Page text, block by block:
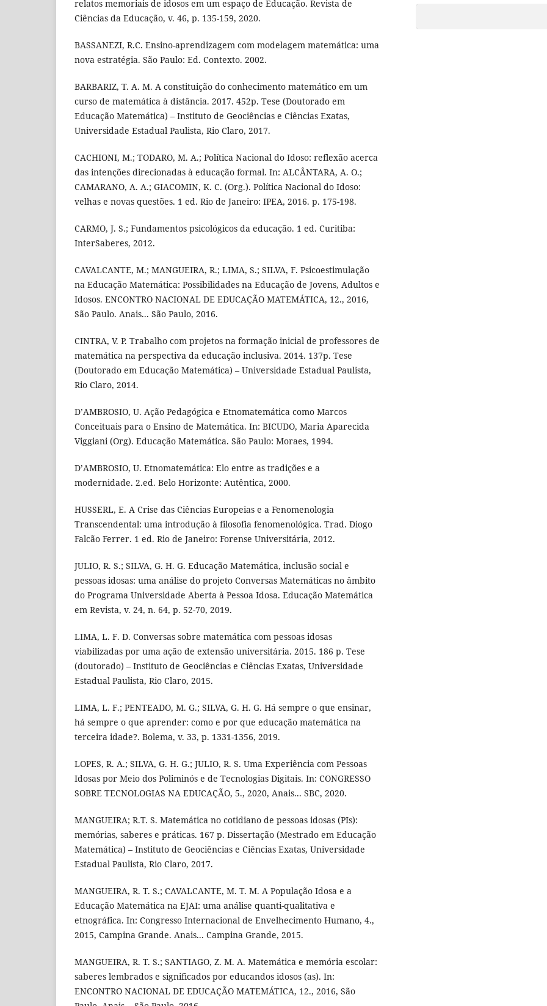
relatos memoriais de idosos em um espaço de Educação. Revista de
Ciências da Educação, v. 46, p. 135-159, 2020.
BASSANEZI, R.C. Ensino-aprendizagem com modelagem matemática: uma
nova estratégia. São Paulo: Ed. Contexto. 2002.
BARBARIZ, T. A. M. A constituição do conhecimento matemático em um
curso de matemática à distância. 2017. 452p. Tese (Doutorado em
Educação Matemática) – Instituto de Geociências e Ciências Exatas,
Universidade Estadual Paulista, Rio Claro, 2017.
CACHIONI, M.; TODARO, M. A.; Política Nacional do Idoso: reflexão acerca
das intenções direcionadas à educação formal. In: ALCÂNTARA, A. O.;
CAMARANO, A. A.; GIACOMIN, K. C. (Org.). Política Nacional do Idoso:
velhas e novas questões. 1 ed. Rio de Janeiro: IPEA, 2016. p. 175-198.
CARMO, J. S.; Fundamentos psicológicos da educação. 1 ed. Curitiba:
InterSaberes, 2012.
CAVALCANTE, M.; MANGUEIRA, R.; LIMA, S.; SILVA, F. Psicoestimulação
na Educação Matemática: Possibilidades na Educação de Jovens, Adultos e
Idosos. ENCONTRO NACIONAL DE EDUCAÇÃO MATEMÁTICA, 12., 2016,
São Paulo. Anais... São Paulo, 2016.
CINTRA, V. P. Trabalho com projetos na formação inicial de professores de
matemática na perspectiva da educação inclusiva. 2014. 137p. Tese
(Doutorado em Educação Matemática) – Universidade Estadual Paulista,
Rio Claro, 2014.
D’AMBROSIO, U. Ação Pedagógica e Etnomatemática como Marcos
Conceituais para o Ensino de Matemática. In: BICUDO, Maria Aparecida
Viggiani (Org). Educação Matemática. São Paulo: Moraes, 1994.
D’AMBROSIO, U. Etnomatemática: Elo entre as tradições e a
modernidade. 2.ed. Belo Horizonte: Autêntica, 2000.
HUSSERL, E. A Crise das Ciências Europeias e a Fenomenologia
Transcendental: uma introdução à filosofia fenomenológica. Trad. Diogo
Falcão Ferrer. 1 ed. Rio de Janeiro: Forense Universitária, 2012.
JULIO, R. S.; SILVA, G. H. G. Educação Matemática, inclusão social e
pessoas idosas: uma análise do projeto Conversas Matemáticas no âmbito
do Programa Universidade Aberta à Pessoa Idosa. Educação Matemática
em Revista, v. 24, n. 64, p. 52-70, 2019.
LIMA, L. F. D. Conversas sobre matemática com pessoas idosas
viabilizadas por uma ação de extensão universitária. 2015. 186 p. Tese
(doutorado) – Instituto de Geociências e Ciências Exatas, Universidade
Estadual Paulista, Rio Claro, 2015.
LIMA, L. F.; PENTEADO, M. G.; SILVA, G. H. G. Há sempre o que ensinar,
há sempre o que aprender: como e por que educação matemática na
terceira idade?. Bolema, v. 33, p. 1331-1356, 2019.
LOPES, R. A.; SILVA, G. H. G.; JULIO, R. S. Uma Experiência com Pessoas
Idosas por Meio dos Poliminós e de Tecnologias Digitais. In: CONGRESSO
SOBRE TECNOLOGIAS NA EDUCAÇÃO, 5., 2020, Anais... SBC, 2020.
MANGUEIRA; R.T. S. Matemática no cotidiano de pessoas idosas (PIs):
memórias, saberes e práticas. 167 p. Dissertação (Mestrado em Educação
Matemática) – Instituto de Geociências e Ciências Exatas, Universidade
Estadual Paulista, Rio Claro, 2017.
MANGUEIRA, R. T. S.; CAVALCANTE, M. T. M. A População Idosa e a
Educação Matemática na EJAI: uma análise quanti-qualitativa e
etnográfica. In: Congresso Internacional de Envelhecimento Humano, 4.,
2015, Campina Grande. Anais... Campina Grande, 2015.
MANGUEIRA, R. T. S.; SANTIAGO, Z. M. A. Matemática e memória escolar:
saberes lembrados e significados por educandos idosos (as). In:
ENCONTRO NACIONAL DE EDUCAÇÃO MATEMÁTICA, 12., 2016, São